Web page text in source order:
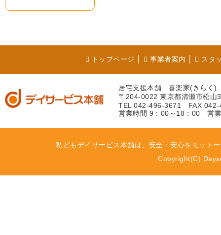
トップページ 事業者案内 スタ
居宅支援本舗 喜楽家(きらく)
〒204-0022 東京都清瀬市松山
TEL 042-496-3671 FAX 042-
営業時間 9：00～18：00 営
私どもデイサービス本舗は、安全・安心をモット
Copyright(C)